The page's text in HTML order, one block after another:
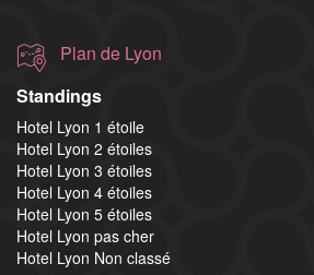
Plan de Lyon
Standings
Hotel Lyon 1 étoile
Hotel Lyon 2 étoiles
Hotel Lyon 3 étoiles
Hotel Lyon 4 étoiles
Hotel Lyon 5 étoiles
Hotel Lyon pas cher
Hotel Lyon Non classé